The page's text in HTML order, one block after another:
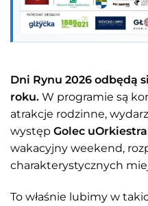
Dni Rynu 2026 odbędą
roku. W programie są
atrakcje rodzinne,
występ Golec uOrkiestra
wakacyjny weekend,
charakterystycznych
To właśnie lubimy w